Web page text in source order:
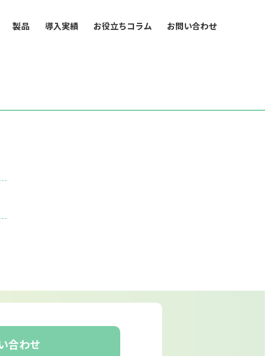
製品 導入実績 お役立ちコラム お問い合わせ
合わせ